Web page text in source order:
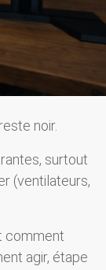
noir.
surtout
(ventilateurs,
comment
agir, étape